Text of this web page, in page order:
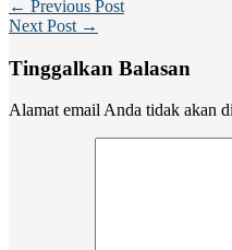
← Previous Post
Next Post →
Tinggalkan Balasan
Alamat email Anda tidak akan